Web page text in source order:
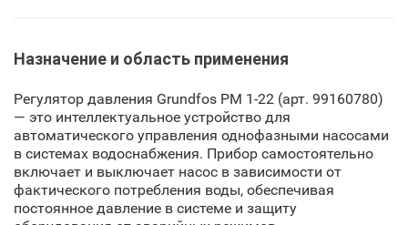
Назначение и область применения
Регулятор давления Grundfos PM 1-22 (арт. 99160780)
— это интеллектуальное устройство для
автоматического управления однофазными насосами
в системах водоснабжения. Прибор самостоятельно
включает и выключает насос в зависимости от
фактического потребления воды, обеспечивая
постоянное давление в системе и защиту